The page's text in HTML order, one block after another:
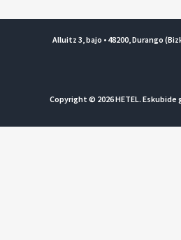
Alluitz 3, bajo • 48200, Durango
Copyright © 2026 HETEL.